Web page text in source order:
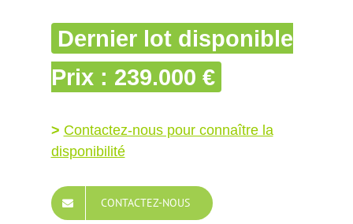
Dernier lot disponible
Prix : 239.000 €
> Contactez-nous pour connaître la
disponibilité
CONTACTEZ-NOUS